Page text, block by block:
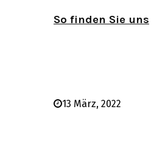
So finden Sie uns
13 März, 2022